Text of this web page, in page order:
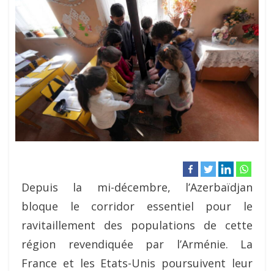
Depuis la mi-décembre, l’Azerbaïdjan
bloque le corridor essentiel pour le
ravitaillement des populations de cette
région revendiquée par l’Arménie. La
France et les Etats-Unis poursuivent leur